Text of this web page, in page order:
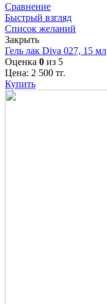
Сравнение
Быстрый взгляд
Список желаний
Закрыть
Гель лак Diva 027, 15 мл
Оценка 0 из 5
Цена: 2 500 тг.
Купить